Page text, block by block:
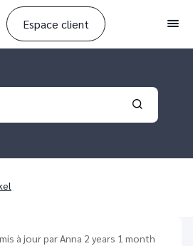
Espace client
Validate
à jour parAnna 2 years 1 month